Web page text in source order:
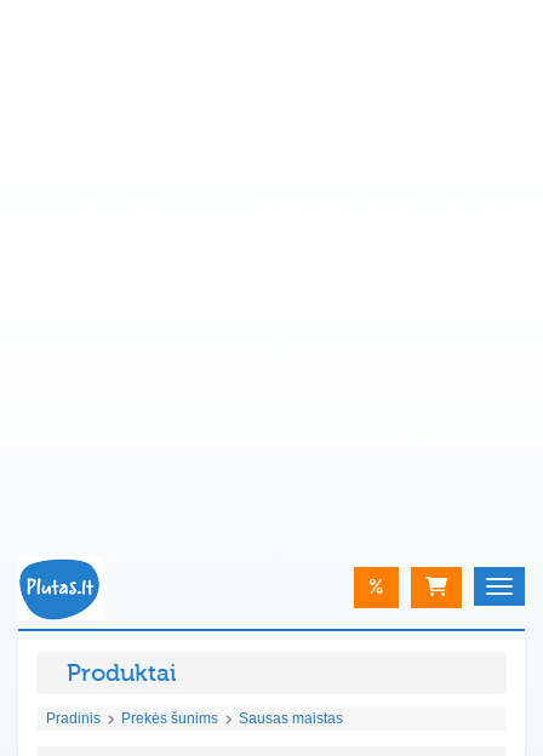
%
Produktai
Pradinis Prekės šunims Sausas maistas